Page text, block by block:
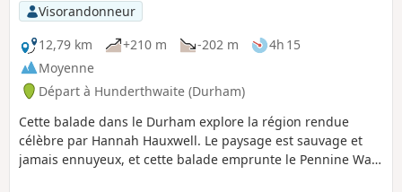
Visorandonneur
12,79 km
+210 m -202 m
4h 15
Moyenne
Départ à Hunderthwaite (Durham)
Cette balade dans le Durham explore la région rendue
célèbre par Hannah Hauxwell. Le paysage est sauvage et
jamais ennuyeux, et cette balade emprunte le Pennine Way